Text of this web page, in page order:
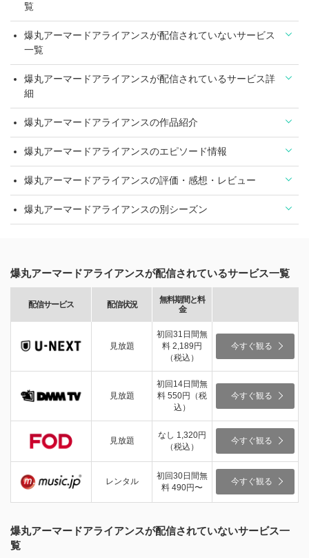
覧
爆丸アーマードアライアンスが配信されていないサービス
一覧
爆丸アーマードアライアンスが配信されているサービス詳
細
爆丸アーマードアライアンスの作品紹介
爆丸アーマードアライアンスのエピソード情報
爆丸アーマードアライアンスの評価・感想・レビュー
爆丸アーマードアライアンスの別シーズン
爆丸アーマードアライアンスが配信されているサービス一覧
配信サービス 配信状況
無料期間と料
金
見放題
初回31日間無
料 2,189円
（税込）
今すぐ観る
見放題
初回14日間無
料 550円（税
込）
今すぐ観る
見放題
なし 1,320円
（税込）
今すぐ観る
レンタル
初回30日間無
料 490円〜
今すぐ観る
爆丸アーマードアライアンスが配信されていないサービス一
覧